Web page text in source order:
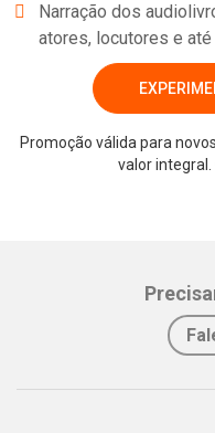
Narração dos
atores, locutores e
Promoção válida para
valor integral.